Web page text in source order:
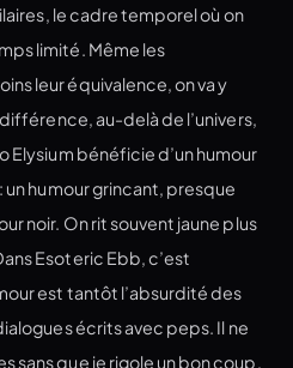
le cadre temporel où on
limité. Même les
leur équivalence, on va y
au-delà de l’univers,
Elysium bénéficie d’un humour
un humour grincant, presque
noir. On rit souvent jaune plus
Esoteric Ebb, c’est
est tantôt l’absurdité des
écrits avec peps. Il ne
sans que je rigole un bon coup,